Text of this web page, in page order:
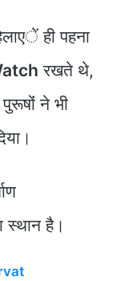
ही पहना
रखते थे,
ने भी
स्थान है।